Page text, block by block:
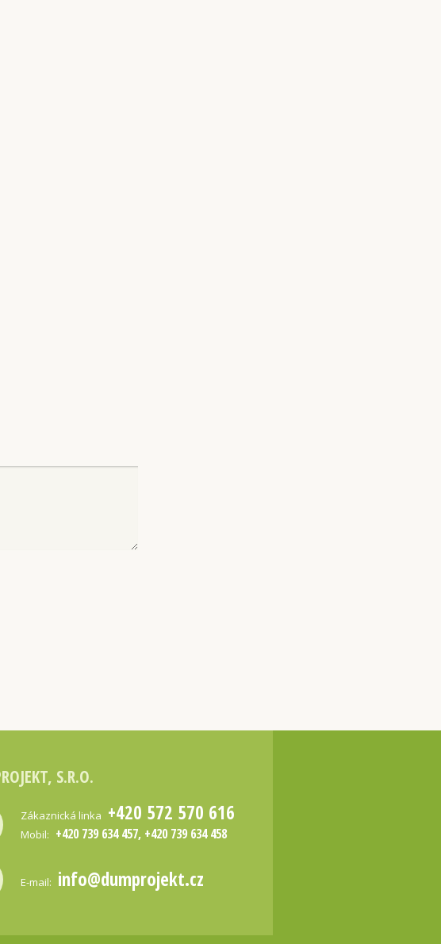
S.R.O.
Zákaznická linka +420 572 570 616
Mobil: +420 739 634 457, +420 739 634 458
E-mail: info@dumprojekt.cz